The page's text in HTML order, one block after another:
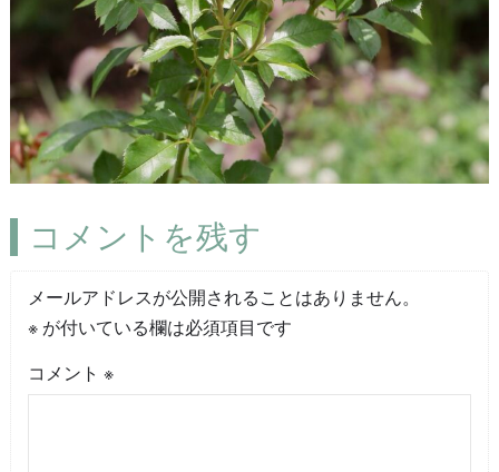
コメントを残す
メールアドレスが公開されることはありません。
※が付いている欄は必須項目です
コメント ※